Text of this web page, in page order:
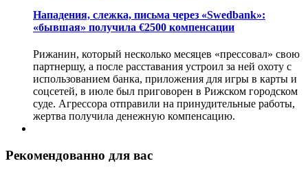
Нападения, слежка, письма через «Swedbank»:
«бывшая» получила €2500 компенсации
Рижанин, который несколько месяцев «прессовал» свою
партнершу, а после расставания устроил за ней охоту с
использованием банка, приложения для игры в карты и
соцсетей, в июле был приговорен в Рижском городском
суде. Агрессора отправили на принудительные работы,
жертва получила денежную компенсацию.
Рекомендованно для вас